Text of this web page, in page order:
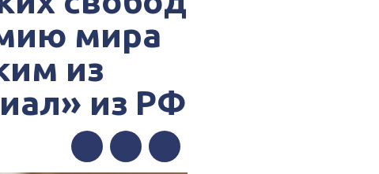
мира
из
из РФ